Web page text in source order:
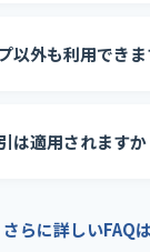
以外も利用できま
は適用されますか
らに詳しいFAQ